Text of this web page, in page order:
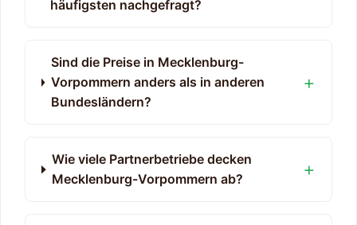
häufigsten nachgefragt?
Sind die Preise in Mecklenburg-
Vorpommern anders als in anderen
Bundesländern?
Wie viele Partnerbetriebe decken
Mecklenburg-Vorpommern ab?